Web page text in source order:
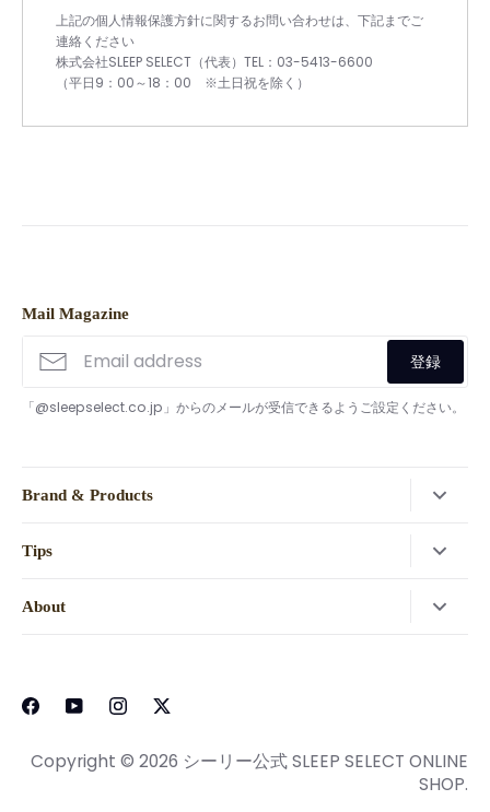
上記の個人情報保護方針に関するお問い合わせは、下記までご
連絡ください
株式会社SLEEP SELECT（代表）TEL：03-5413-6600
（平日9：00～18：00 ※土日祝を除く）
Mail Magazine
登録
「@sleepselect.co.jp」からのメールが受信できるようご設定ください。
Brand & Products
SLEEP SELECT
Tips
マットレスの選び方
ボックスシーツサイズガイド
About
利用規約
個人情報保護方針
Copyright © 2026 シーリー公式 SLEEP SELECT ONLINE
SHOP.